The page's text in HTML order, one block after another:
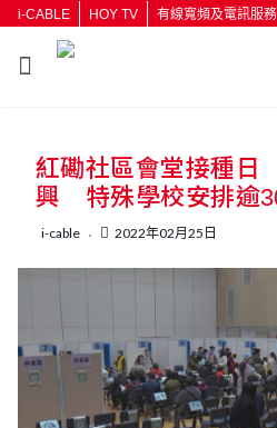
i-CABLE HOY TV 有線寬頻及電訊服務
按輸入鍵開
紅磡社區會堂接種
興 特殊學校安排逾
i-cable 2022年02月25日